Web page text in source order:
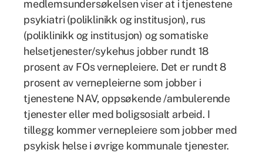
medlemsundersøkelsen viser at i tjenestene
psykiatri (poliklinikk og institusjon), rus
(poliklinikk og institusjon) og somatiske
helsetjenester/sykehus jobber rundt 18
prosent av FOs vernepleiere. Det er rundt 8
prosent av vernepleierne som jobber i
tjenestene NAV, oppsøkende /ambulerende
tjenester eller med boligsosialt arbeid. I
tillegg kommer vernepleiere som jobber med
psykisk helse i øvrige kommunale tjenester.